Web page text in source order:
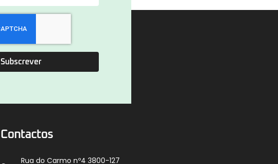
Subscrever
Contactos
Rua do Carmo nº4 3800-127